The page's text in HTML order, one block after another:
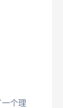
个理